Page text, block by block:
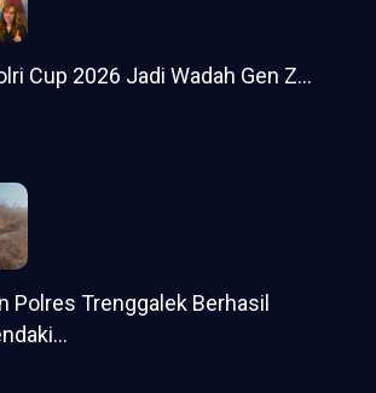
Cup 2026 Jadi Wadah Gen Z...
Polres Trenggalek Berhasil